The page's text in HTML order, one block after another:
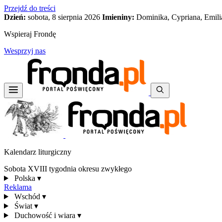
Przejdź do treści
Dzień: sobota, 8 sierpnia 2026 Imieniny: Dominika, Cypriana,
Wspieraj Frondę
Wesprzyj nas
Kalendarz liturgiczny
Sobota XVIII tygodnia okresu zwykłego
Polska ▾
Reklama
Wschód ▾
Świat ▾
Duchowość i wiara ▾